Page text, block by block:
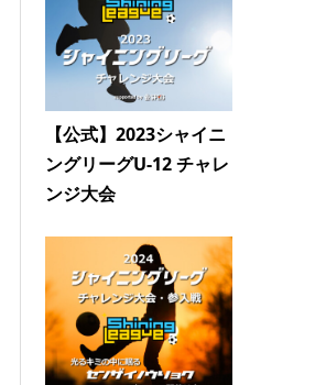
【公式】2023シャイニ
ングリーグU-12 チャレ
ンジ大会